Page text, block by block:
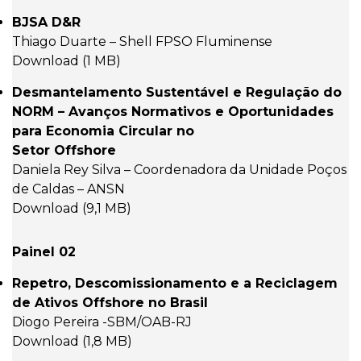
BJSA D&R
Thiago Duarte – Shell FPSO Fluminense
Download (1 MB)
Desmantelamento Sustentável e Regulação do
NORM – Avanços Normativos e Oportunidades
para Economia Circular no
Setor Offshore
Daniela Rey Silva – Coordenadora da Unidade Poços
de Caldas – ANSN
Download (9,1 MB)
Painel 02
Repetro, Descomissionamento e a Reciclagem
de Ativos Offshore no Brasil
Diogo Pereira -SBM/OAB-RJ
Download (1,8 MB)